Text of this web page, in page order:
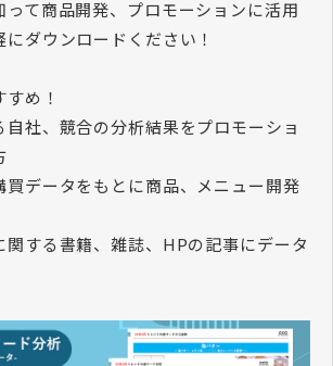
って商品開発、プロモーションに活用
ダウンロードください！
め！
自社、競合の分析結果をプロモーショ
買データをもとに商品、メニュー開発
関する書籍、雑誌、HPの記事にデータ